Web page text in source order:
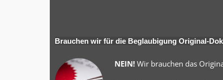
Brauchen wir für die Beglaubigung Original-
NEIN!Wir brauchen das